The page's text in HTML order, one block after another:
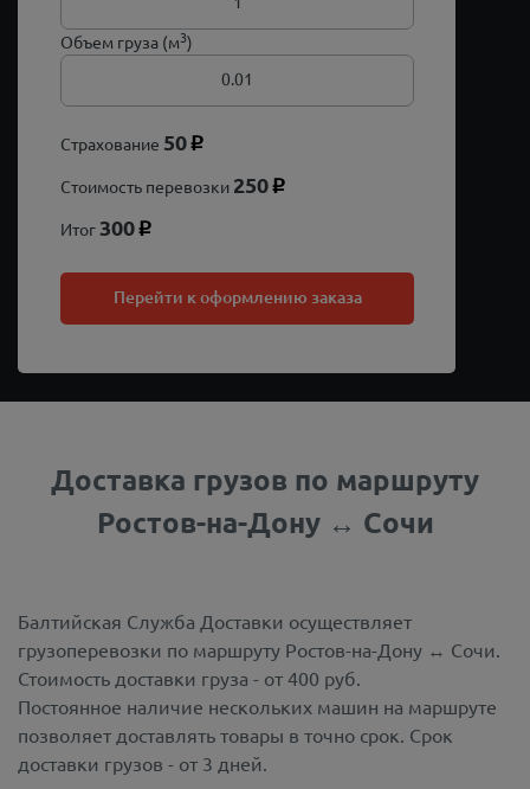
Объем груза (м3)
Страхование 50 p
Стоимость перевозки 250 p
Итог300 p
Перейти к оформлению заказа
Доставка грузов по маршруту
Ростов-на-Дону ↔ Сочи
Балтийская Служба Доставки осуществляет
грузоперевозки по маршруту Ростов-на-Дону ↔ Сочи.
Стоимость доставки груза - от 400 руб.
Постоянное наличие нескольких машин на маршруте
позволяет доставлять товары в точно срок. Срок
доставки грузов - от 3 дней.